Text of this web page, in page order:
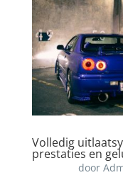
Volledig
prestaties en
door